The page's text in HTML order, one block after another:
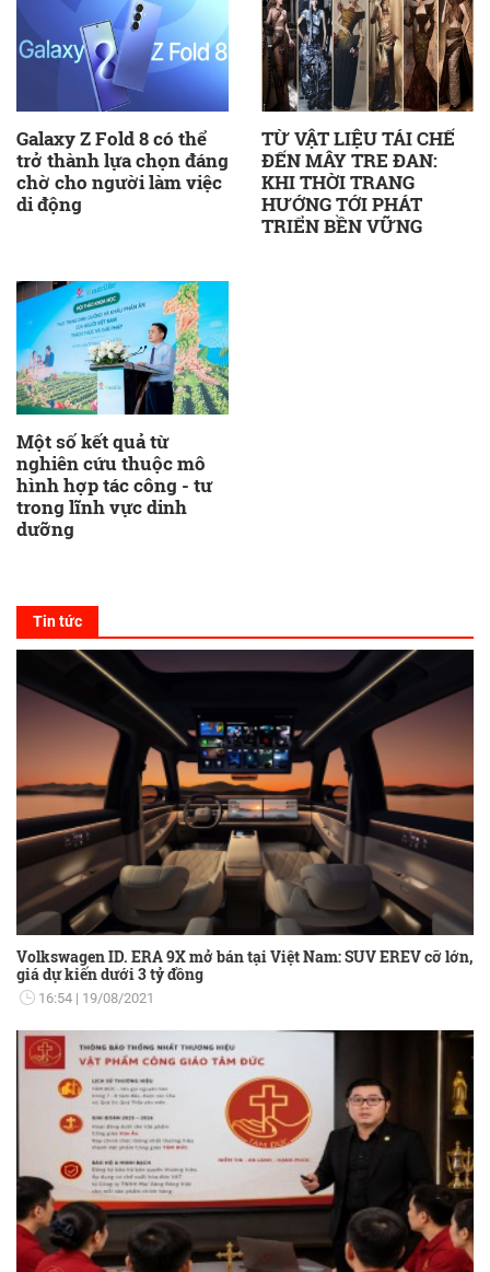
Galaxy Z Fold 8 có thể
trở thành lựa chọn đáng
chờ cho người làm việc
di động
TỪ VẬT LIỆU TÁI CHẾ
ĐẾN MÂY TRE ĐAN:
KHI THỜI TRANG
HƯỚNG TỚI PHÁT
TRIỂN BỀN VỮNG
Một số kết quả từ
nghiên cứu thuộc mô
hình hợp tác công - tư
trong lĩnh vực dinh
dưỡng
Tin tức
Volkswagen ID. ERA 9X mở bán tại Việt Nam: SUV EREV cỡ lớn,
giá dự kiến dưới 3 tỷ đồng
16:54 19/08/2021